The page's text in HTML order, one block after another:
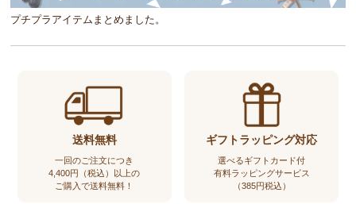
プチプラアイテムまとめました。
送料無料
一回のご注文につき
4,400円（税込）以上の
ご購入で送料無料！
ギフトラッピング対応
選べるギフトカード付
有料ラッピングサービス
（385円税込）